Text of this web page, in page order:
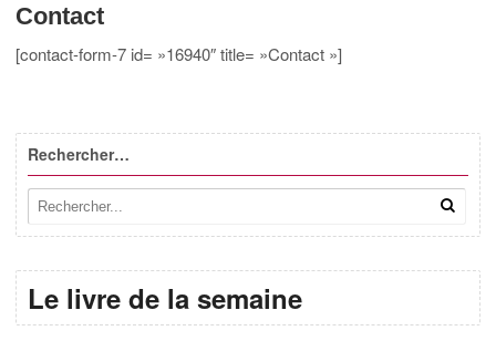
Contact
[contact-form-7 id= »16940″ title= »Contact »]
Rechercher…
Le livre de la semaine